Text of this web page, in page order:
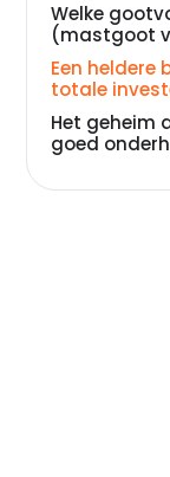
Welke
(mastgoot
Een heldere
totale
Het geheim
goed